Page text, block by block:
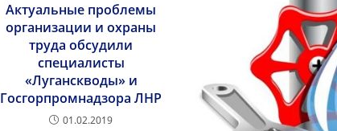
Актуальные проблемы
организации и охраны
труда обсудили
специалисты
«Луганскводы» и
Госгорпромнадзора ЛНР
01.02.2019